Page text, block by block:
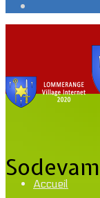
Accueil